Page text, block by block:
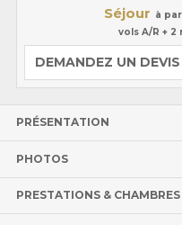
Séjour à
vols A/R + 2
DEMANDEZ UN DEVIS
PRÉSENTATION
PHOTOS
PRESTATIONS & CHAMBRES